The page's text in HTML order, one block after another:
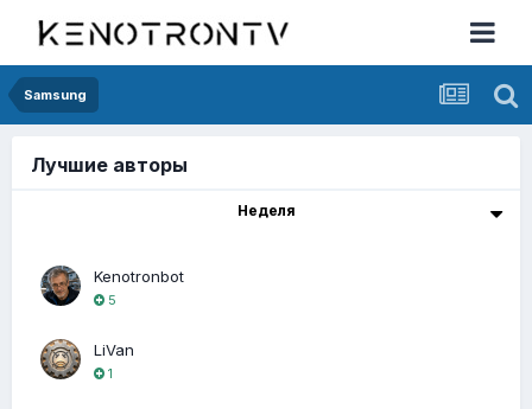
Samsung
Лучшие авторы
Неделя
Kenotronbot
5
LiVan
1